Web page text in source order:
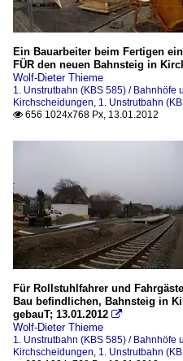
Ein Bauarbeiter beim Fertigen
FÜR den neuen Bahnsteig in
Wolf-Dieter Thieme
1. Unstrutbahn (KBS 585) / Bahnhöfe
Kirchscheidungen, 1. Unstrutbahn
 656 1024x768 Px, 13.01.2012
Für Rollstuhlfahrer und
Bau befindlichen, Bahnsteig in
gebauT; 13.01.2012 
Wolf-Dieter Thieme
1. Unstrutbahn (KBS 585) / Bahnhöfe
Kirchscheidungen, 1. Unstrutbahn